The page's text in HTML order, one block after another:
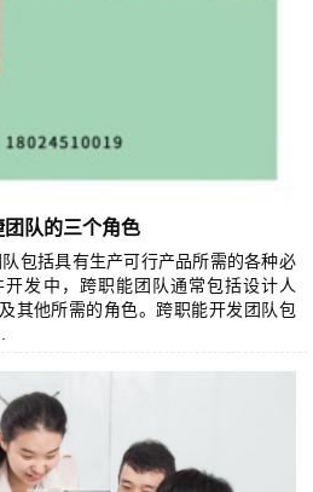
队的三个角色
包括具有生产可行产品所需的各种必
发中，跨职能团队通常包括设计人
其他所需的角色。跨职能开发团队包